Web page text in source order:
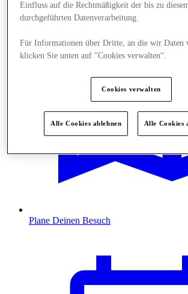
Plane Deinen Besuch
Einfluss auf die Rechtmäßigkeit der bis zu
durchgeführten Datenverarbeitung.
Für Informationen über Dritte, an die wir Daten
klicken Sie unten auf "Cookies verwalten“.
Cookies verwalten
Alle Cookies ablehnen Alle Cookies